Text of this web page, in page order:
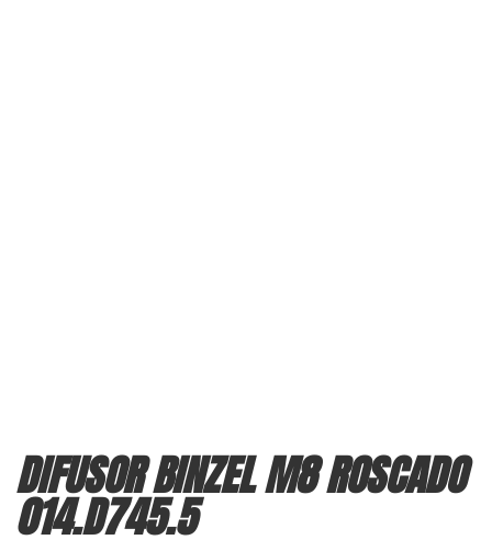
DIFUSOR BINZEL M8 ROSCADO
014.D745.5